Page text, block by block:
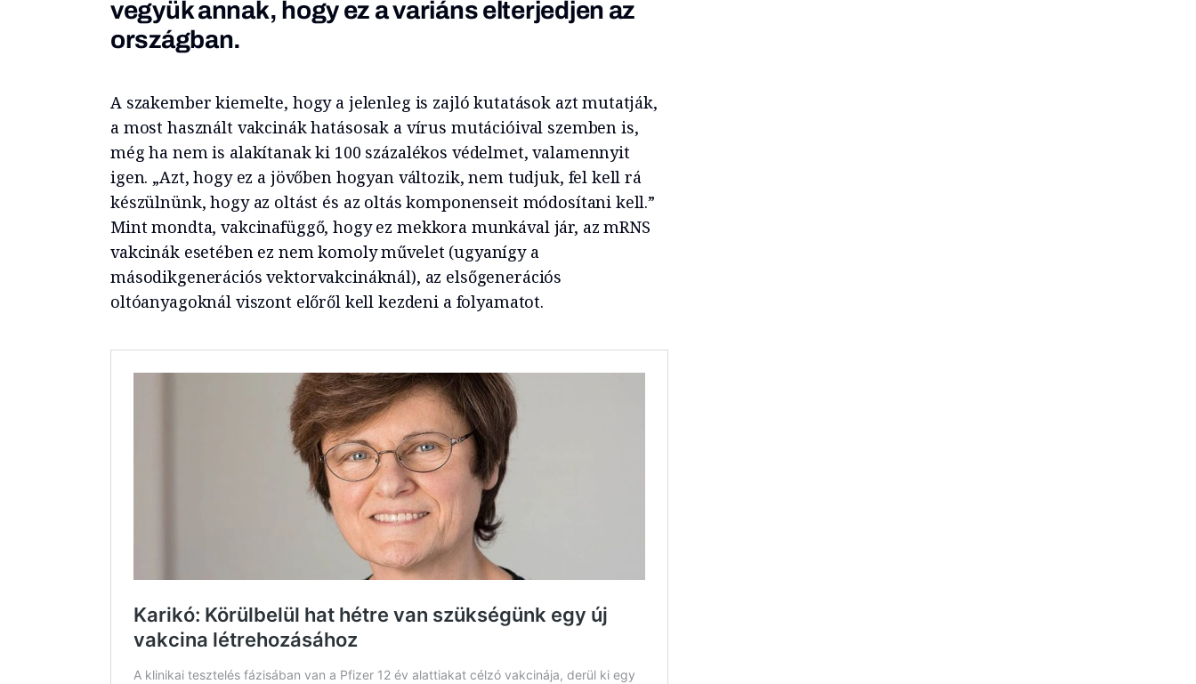
vegyük annak, hogy ez a variáns elterjedjen az
országban.
A szakember kiemelte, hogy a jelenleg is zajló kutatások azt mutatják,
a most használt vakcinák hatásosak a vírus mutációival szemben is,
még ha nem is alakítanak ki 100 százalékos védelmet, valamennyit
igen. „Azt, hogy ez a jövőben hogyan változik, nem tudjuk, fel kell rá
készülnünk, hogy az oltást és az oltás komponenseit módosítani kell.”
Mint mondta, vakcinafüggő, hogy ez mekkora munkával jár, az mRNS
vakcinák esetében ez nem komoly művelet (ugyanígy a
másodikgenerációs vektorvakcináknál), az elsőgenerációs
oltóanyagoknál viszont előről kell kezdeni a folyamatot.